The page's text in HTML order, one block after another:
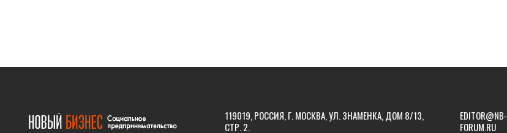
119019, РОССИЯ, Г. МОСКВА, УЛ. ЗНАМЕНКА, ДОМ 8/13,
СТР. 2.
EDITOR@NB-
FORUM.RU